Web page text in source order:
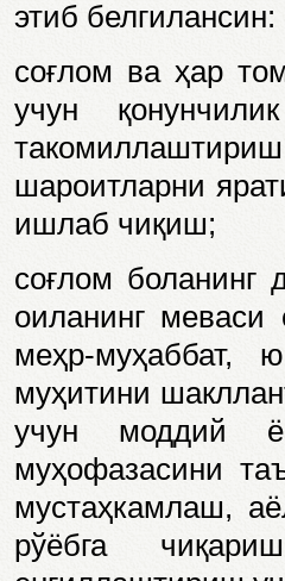
этиб белгилансин:
соғлом ва ҳар
учун
шароитларни
ишлаб чиқиш;
соғлом боланинг
оиланинг
меҳр-муҳаббат,
муҳитини
учун моддий
муҳофазасини
мустаҳкамлаш,
рўёбга